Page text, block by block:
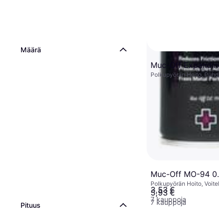
Määrä
Pituus
Muc-Off MO-94
Polkupyörän Hoito,
5,93 €
7 kauppoja
Muc-Off
Polkupyörän Hoito,
3,53 €
7 kauppoja